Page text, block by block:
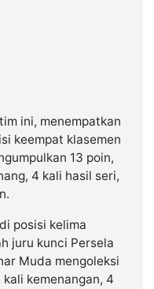
ini, menempatkan
keempat klasemen
13 poin,
4 kali hasil seri,
posisi kelima
juru kunci Persela
Muda mengoleksi
kemenangan, 4